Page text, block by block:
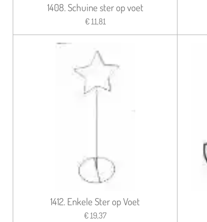
1408. Schuine ster op voet
€ 11,81
1412. Enkele Ster op Voet
€ 19,37